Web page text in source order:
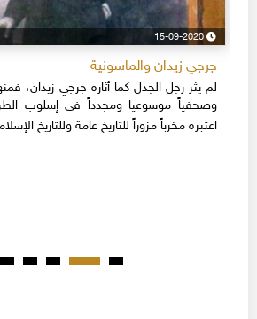
15-09-2020
جرجي زيدان والماسونية
لم يثر رجل الجدل كما أثاره جرجي زيدان،
وصحفياً موسوعيا ومجدداً في إسلوب
اعتبره مخرباً مزوراً للتاريخ عامة وللتاريخ